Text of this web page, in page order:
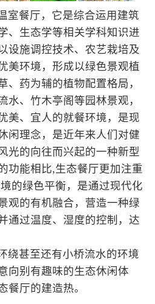
室餐厅，它是综合运用建筑
、生态学等相关学科知识进
设施调控技术、农艺栽培及
美环境，形成以绿色景观植
、药为辅的植物配置格局，
水、竹木亭阁等园林景观，
美、宜人的就餐环境，是现
闲理念，是近年来人们对健
光的向往而兴起的一种新型
功能相比,生态餐厅更加注重
的绿色平衡，是通过现代化
观的有机融合，营造一种绿
通过温度、湿度的控制，达
绕甚至还有小桥流水的环境
向别有趣味的生态休闲体
态餐厅的建造热。